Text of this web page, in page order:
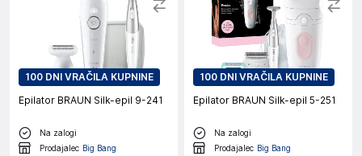
100 DNI VRAČILA KUPNINE
Epilator BRAUN Silk-epil 9-241
Na zalogi
Prodajalec Big Bang
100 DNI VRAČILA KUPNINE
Epilator BRAUN Silk-epil 5-251
Na zalogi
Prodajalec Big Bang